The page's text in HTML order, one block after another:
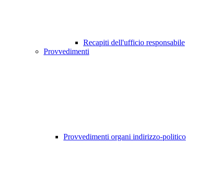
Recapiti dell'ufficio responsabile
Provvedimenti
Provvedimenti organi indirizzo-politico